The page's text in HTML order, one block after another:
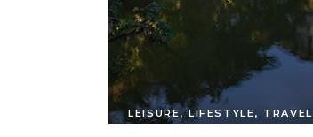
LEISURE,LIFESTYLE, TRAVEL